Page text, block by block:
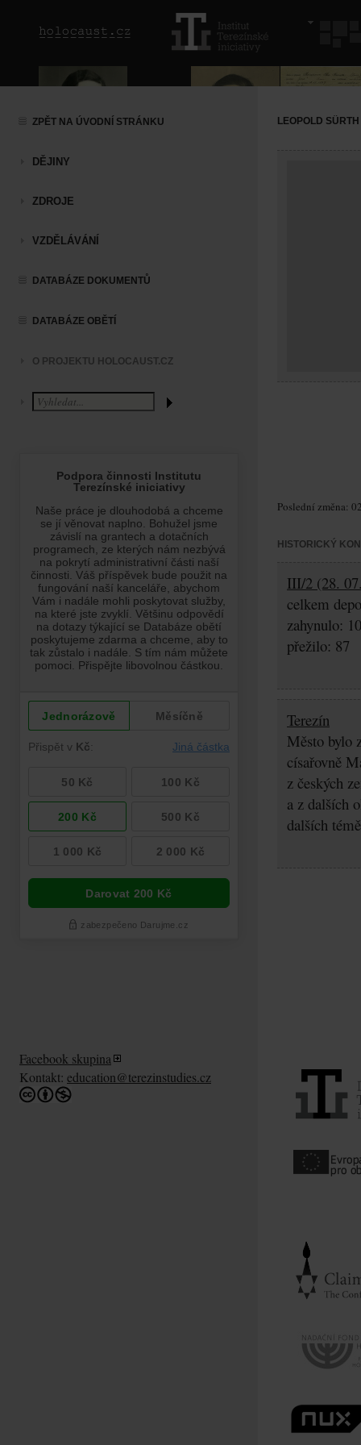
ZPĚT NA ÚVODNÍ STRÁNKU
DĚJINY
ZDROJE
VZDĚLÁVÁNÍ
DATABÁZE DOKUMENTŮ
DATABÁZE OBĚTÍ
O PROJEKTU HOLOCAUST.CZ
LEOPOLD SÜRTH
Poslední změna:
HISTORICKÝ
III/2 (28.
celkem
zahynulo:
přežilo: 87
Terezín
Město bylo
císařovně
z českých
a z dalších
dalších
Facebook skupina
Kontakt: education@terezinstudies.cz